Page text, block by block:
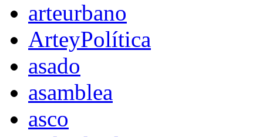
arteurbano
ArteyPolítica
asado
asamblea
asco